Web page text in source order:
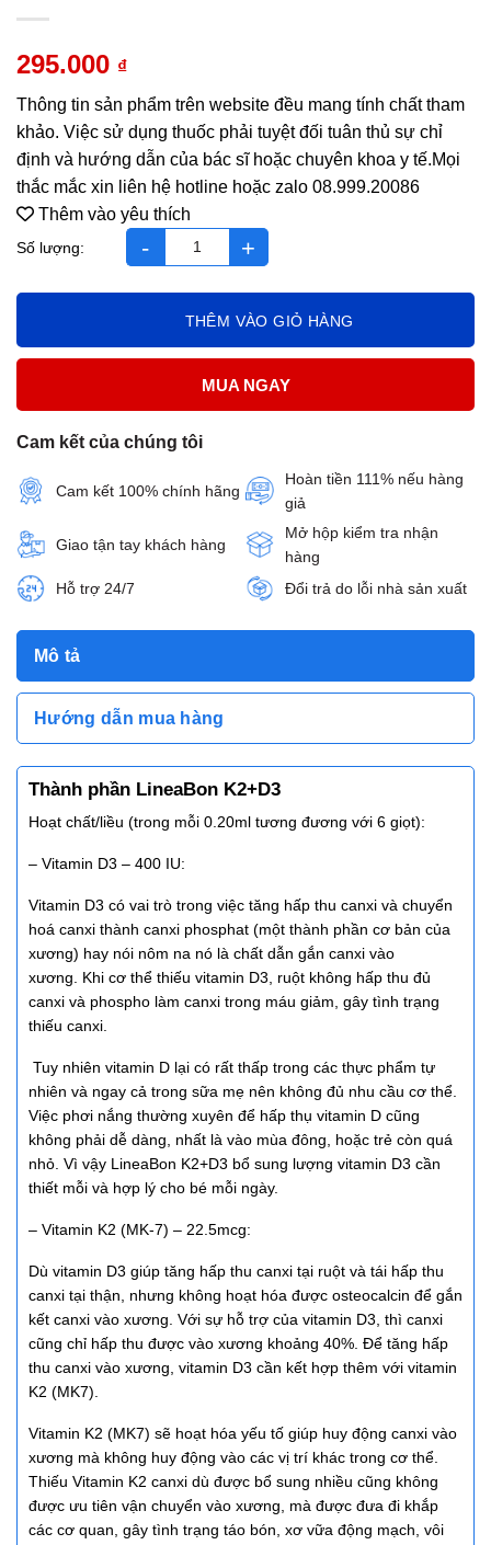
295.000 ₫
Lineabon K2+D3 số lượng
THÊM VÀO GIỎ HÀNG
MUA NGAY
Thông tin sản phẩm trên website đều mang tính chất tham
khảo. Việc sử dụng thuốc phải tuyệt đối tuân thủ sự chỉ
định và hướng dẫn của bác sĩ hoặc chuyên khoa y tế.Mọi
thắc mắc xin liên hệ hotline hoặc zalo 08.999.20086
Cam kết của chúng tôi
Cam kết 100% chính hãng
Hoàn tiền 111% nếu hàng
giả
Giao tận tay khách hàng
Mở hộp kiểm tra nhận
hàng
Hỗ trợ 24/7
Đổi trả do lỗi nhà sản xuất
Thêm vào yêu thích
Mô tả
Hướng dẫn mua hàng
Thành phần LineaBon K2+D3
Hoạt chất/liều (trong mỗi 0.20ml tương đương với 6 giọt):
– Vitamin D3 – 400 IU:
Vitamin D3 có vai trò trong việc tăng hấp thu canxi và chuyển
hoá canxi thành canxi phosphat (một thành phần cơ bản của
xương) hay nói nôm na nó là chất dẫn gắn canxi vào
xương. Khi cơ thể thiếu vitamin D3, ruột không hấp thu đủ
canxi và phospho làm canxi trong máu giảm, gây tình trạng
thiếu canxi.
Tuy nhiên vitamin D lại có rất thấp trong các thực phẩm tự
nhiên và ngay cả trong sữa mẹ nên không đủ nhu cầu cơ thể.
Việc phơi nắng thường xuyên để hấp thụ vitamin D cũng
không phải dễ dàng, nhất là vào mùa đông, hoặc trẻ còn quá
nhỏ. Vì vậy LineaBon K2+D3 bổ sung lượng vitamin D3 cần
thiết mỗi và hợp lý cho bé mỗi ngày.
– Vitamin K2 (MK-7) – 22.5mcg:
Dù vitamin D3 giúp tăng hấp thu canxi tại ruột và tái hấp thu
canxi tại thận, nhưng không hoạt hóa được osteocalcin để gắn
kết canxi vào xương. Với sự hỗ trợ của vitamin D3, thì canxi
cũng chỉ hấp thu được vào xương khoảng 40%. Để tăng hấp
thu canxi vào xương, vitamin D3 cần kết hợp thêm với vitamin
K2 (MK7).
Vitamin K2 (MK7) sẽ hoạt hóa yếu tố giúp huy động canxi vào
xương mà không huy động vào các vị trí khác trong cơ thể.
Thiếu Vitamin K2 canxi dù được bổ sung nhiều cũng không
được ưu tiên vận chuyển vào xương, mà được đưa đi khắp
các cơ quan, gây tình trạng táo bón, xơ vữa động mạch, vôi